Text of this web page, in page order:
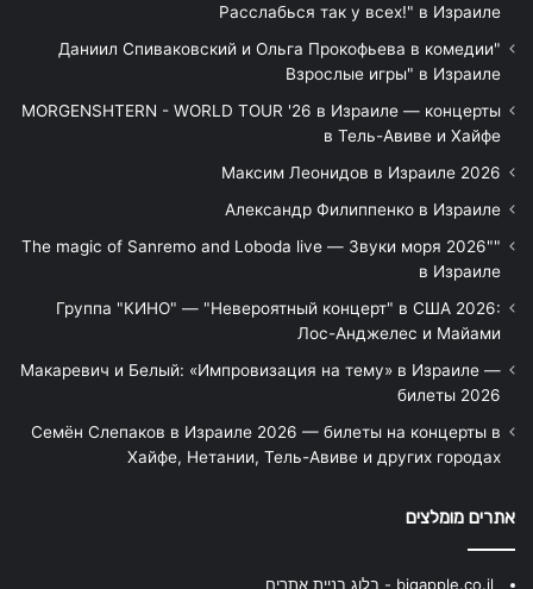
Расслабься так у всех!" в Израиле
"Даниил Спиваковский и Ольга Прокофьева в комедии
Взрослые игры" в Израиле
MORGENSHTERN - WORLD TOUR '26 в Израиле — концерты
в Тель-Авиве и Хайфе
Максим Леонидов в Израиле 2026
Александр Филиппенко в Израиле
"The magic of Sanremo and Loboda live — Звуки моря 2026"
в Израиле
Группа "КИНО" — "Невероятный концерт" в США 2026:
Лос-Анджелес и Майами
Макаревич и Белый: «Импровизация на тему» в Израиле —
билеты 2026
Семён Слепаков в Израиле 2026 — билеты на концерты в
Хайфе, Нетании, Тель-Авиве и других городах
אתרים מומלצים
bigapple.co.il - בלוג בניית אתרים